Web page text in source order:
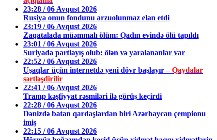
23:28 / 06 Avqust 2026
Rusiya onun fondunu arzuolunmaz elan etdi
23:19 / 06 Avqust 2026
Zaqatalada müəmmalı ölüm: Qadın evində ölü tapıldı
23:01 / 06 Avqust 2026
Suriyada partlayış olub: ölən və yaralananlar var
22:52 / 06 Avqust 2026
Uşaqlar üçün internetdə yeni dövr başlayır –Qaydalar
sərtləşdirilir
22:41 / 06 Avqust 2026
Tramp kəşfiyyat rəsmiləri ilə görüş keçirdi
22:28 / 06 Avqust 2026
Dənizdə batan qardaşlardan biri Azərbaycan çempionu
imiş
22:15 / 06 Avqust 2026